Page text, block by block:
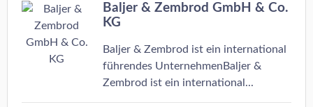
Baljer & Zembrod GmbH & Co.
KG
Baljer & Zembrod ist ein international
führendes UnternehmenBaljer &
Zembrod ist ein international...